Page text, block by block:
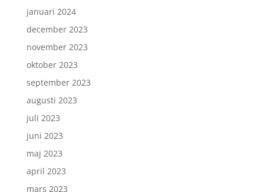
januari 2024
december 2023
november 2023
oktober 2023
september 2023
augusti 2023
juli 2023
juni 2023
maj 2023
april 2023
mars 2023